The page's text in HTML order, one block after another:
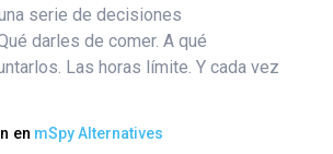
serie de decisiones
darles de comer. A qué
Las horas límite. Y cada vez
en mSpy Alternatives